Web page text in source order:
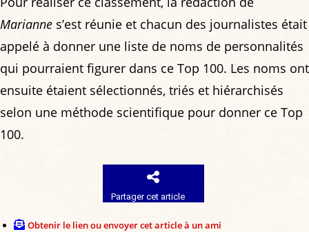
Marianne s’est réunie et chacun des journalistes était
appelé à donner une liste de noms de personnalités
qui pourraient figurer dans ce Top 100. Les noms ont
ensuite étaient sélectionnés, triés et hiérarchisés
selon une méthode scientifique pour donner ce Top
100.
Partager cet article
Obtenir le lien ou envoyer cet article à un ami